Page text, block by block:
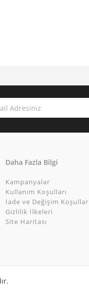
Daha Fazla Bilgi
Kampanyalar
Kullanım Koşulları
İade ve Değişim Koşulları
Gizlilik İlkeleri
Site Haritası